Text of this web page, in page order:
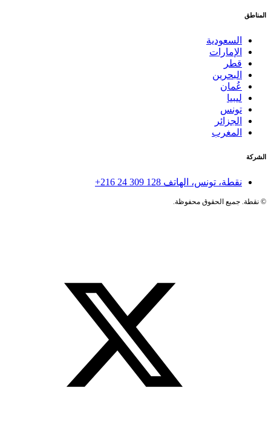
المناطق
السعودية
الإمارات
قطر
البحرين
عُمان
ليبيا
تونس
الجزائر
المغرب
الشركة
نقطة، تونس، الهاتف +216 24 309 128
©نقطة. جميع الحقوق محفوظة.